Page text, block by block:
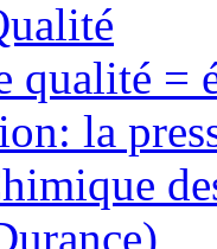
qualité =
la